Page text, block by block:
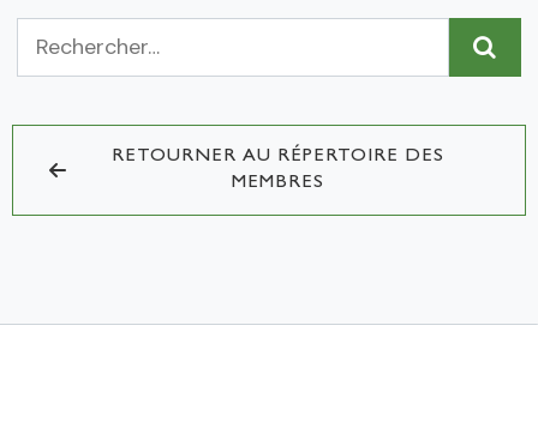
RETOURNER AU RÉPERTOIRE DES
MEMBRES